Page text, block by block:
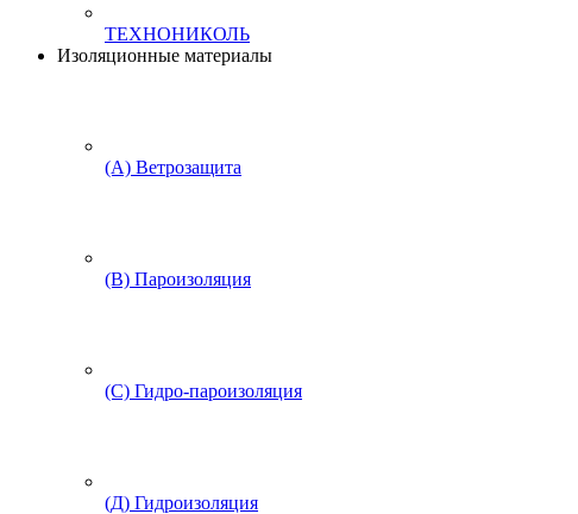
ТЕХНОНИКОЛЬ
Изоляционные материалы
(А) Ветрозащита
(В) Пароизоляция
(С) Гидро-пароизоляция
(Д) Гидроизоляция